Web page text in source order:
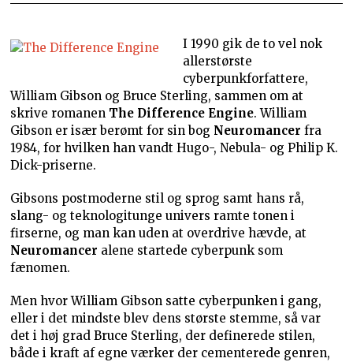
I 1990 gik de to vel nok
allerstørste
cyberpunkforfattere,
William Gibson og Bruce Sterling, sammen om at
skrive romanen The Difference Engine. William
Gibson er især berømt for sin bog Neuromancer fra
1984, for hvilken han vandt Hugo-, Nebula- og Philip K.
Dick-priserne.
Gibsons postmoderne stil og sprog samt hans rå,
slang- og teknologitunge univers ramte tonen i
firserne, og man kan uden at overdrive hævde, at
Neuromancer alene startede cyberpunk som
fænomen.
Men hvor William Gibson satte cyberpunken i gang,
eller i det mindste blev dens største stemme, så var
det i høj grad Bruce Sterling, der definerede stilen,
både i kraft af egne værker der cementerede genren,